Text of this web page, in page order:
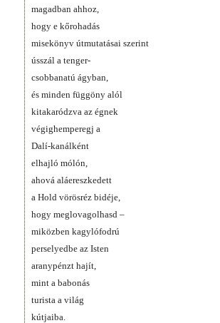
magadban ahhoz,
hogy e kőrohadás
misekönyv útmutatásai szerint
ússzál a tenger-
csobbanatú ágyban,
és minden függöny alól
kitakaródzva az égnek
végighemperegj a
Dalí-kanálként
elhajló mólón,
ahová aláereszkedett
a Hold vörösréz bidéje,
hogy meglovagolhasd –
miközben kagylófodrú
perselyedbe az Isten
aranypénzt hajít,
mint a babonás
turista a világ
kútjaiba.